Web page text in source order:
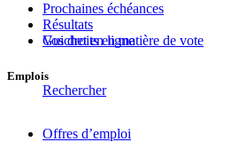
Guichet en ligne
Rechercher
Prochaines échéances
Résultats
Vos droits en matière de vote
Emplois
Offres d’emploi